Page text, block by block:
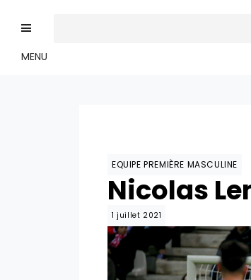
MENU
EQUIPE PREMIÈRE MASCULINE
Nicolas
1 juillet 2021